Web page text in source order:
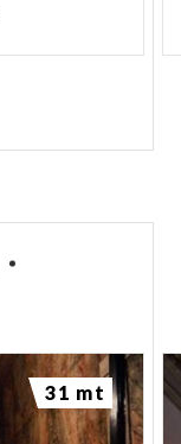
31 mt